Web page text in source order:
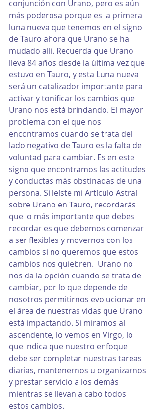
conjunción con Urano, pero es aún
más poderosa porque es la primera
luna nueva que tenemos en el signo
de Tauro ahora que Urano se ha
mudado allí. Recuerda que Urano
lleva 84 años desde la última vez que
estuvo en Tauro, y esta Luna nueva
será un catalizador importante para
activar y tonificar los cambios que
Urano nos está brindando. El mayor
problema con el que nos
encontramos cuando se trata del
lado negativo de Tauro es la falta de
voluntad para cambiar. Es en este
signo que encontramos las actitudes
y conductas más obstinadas de una
persona. Si leíste mi Artículo Astral
sobre Urano en Tauro, recordarás
que lo más importante que debes
recordar es que debemos comenzar
a ser flexibles y movernos con los
cambios si no queremos que estos
cambios nos quiebren.  Urano no
nos da la opción cuando se trata de
cambiar, por lo que depende de
nosotros permitirnos evolucionar en
el área de nuestras vidas que Urano
está impactando. Si miramos al
ascendente, lo vemos en Virgo, lo
que indica que nuestro enfoque
debe ser completar nuestras tareas
diarias, mantenernos u organizarnos
y prestar servicio a los demás
mientras se llevan a cabo todos
estos cambios.